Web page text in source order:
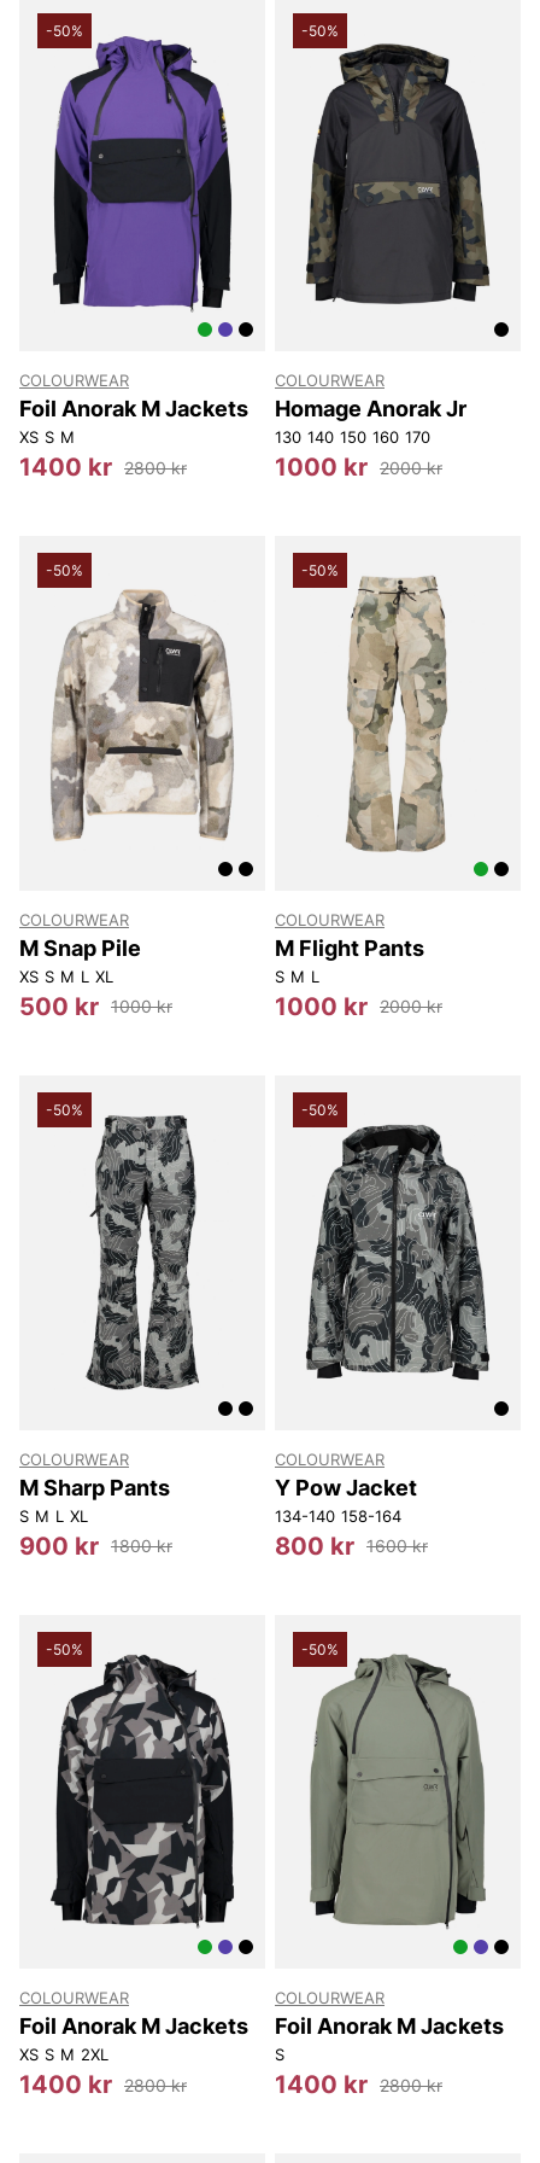
-50%
COLOURWEAR
Foil Anorak M Jackets
XS S M
1400 kr 2800 kr
-50%
COLOURWEAR
Homage Anorak Jr
130 140 150 160 170
1000 kr 2000 kr
-50%
COLOURWEAR
M Snap Pile
XS S M L XL
500 kr 1000 kr
-50%
COLOURWEAR
M Flight Pants
S M L
1000 kr 2000 kr
-50%
COLOURWEAR
M Sharp Pants
S M L XL
900 kr 1800 kr
-50%
COLOURWEAR
Y Pow Jacket
134-140 158-164
800 kr 1600 kr
-50%
COLOURWEAR
Foil Anorak M Jackets
XS S M 2XL
1400 kr 2800 kr
-50%
COLOURWEAR
Foil Anorak M Jackets
S
1400 kr 2800 kr